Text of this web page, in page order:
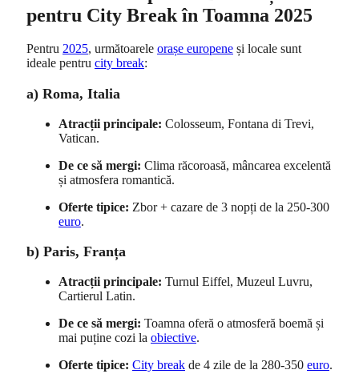
pentru City Break în Toamna 2025
Pentru 2025, următoarele orașe europene și locale sunt
ideale pentru city break:
a) Roma, Italia
Atracții principale: Colosseum, Fontana di Trevi,
Vatican.
De ce să mergi: Clima răcoroasă, mâncarea excelentă
și atmosfera romantică.
Oferte tipice: Zbor + cazare de 3 nopți de la 250-300
euro.
b) Paris, Franța
Atracții principale: Turnul Eiffel, Muzeul Luvru,
Cartierul Latin.
De ce să mergi: Toamna oferă o atmosferă boemă și
mai puține cozi la obiective.
Oferte tipice: City break de 4 zile de la 280-350 euro.